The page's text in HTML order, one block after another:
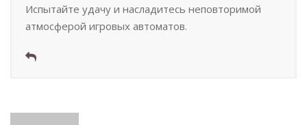
Испытайте удачу и насладитесь неповторимой
атмосферой игровых автоматов.